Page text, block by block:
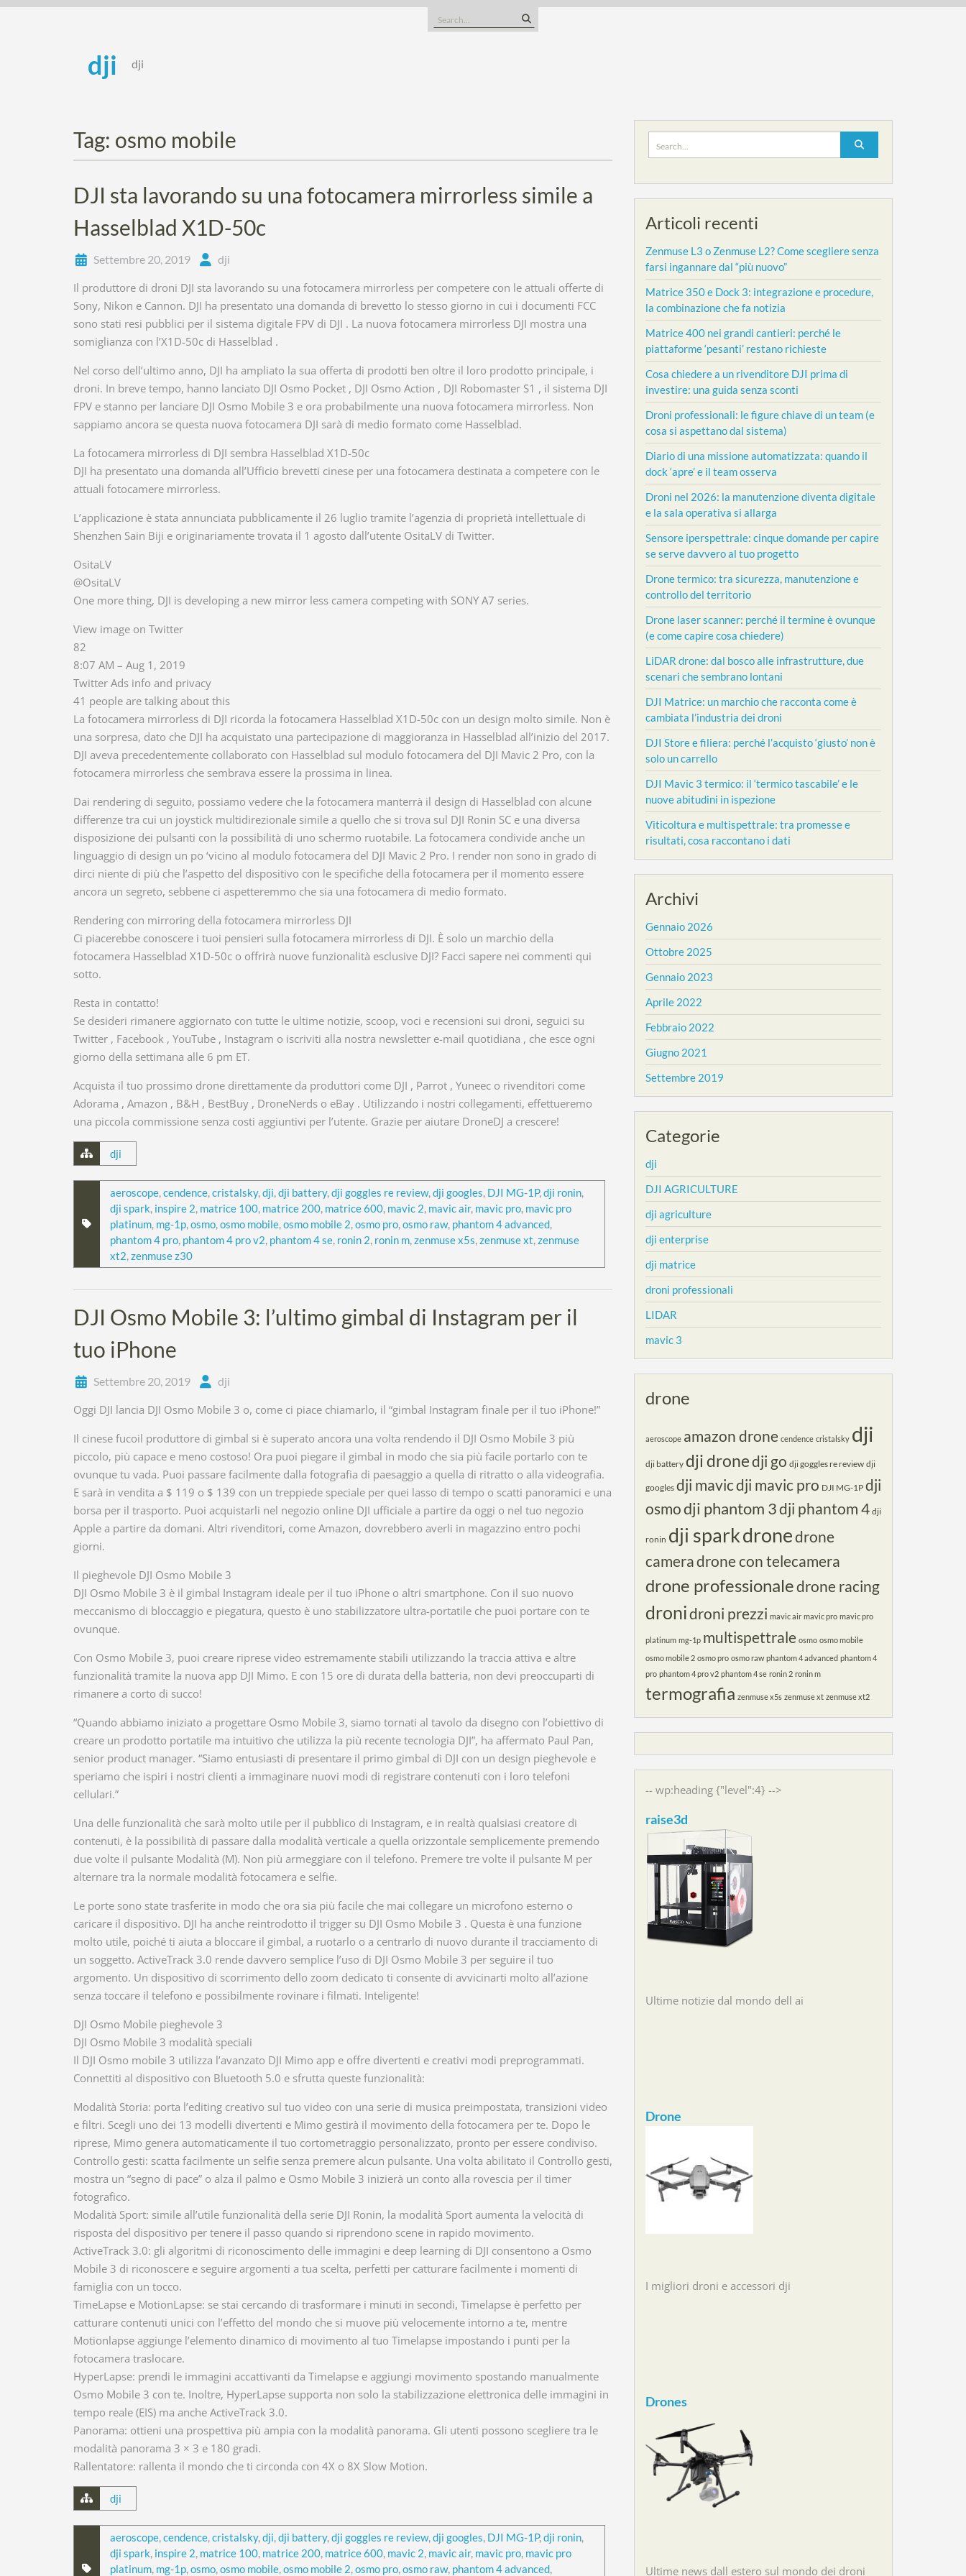
Skip
Search
for:
dji dji
Tag: osmo mobile
DJI sta lavorando su una fotocamera mirrorless simile a
Hasselblad X1D-50c
Settembre 20, 2019 dji
Il produttore di droni DJI sta lavorando su una fotocamera mirrorless per competere con le attuali offerte di
Sony, Nikon e Cannon. DJI ha presentato una domanda di brevetto lo stesso giorno in cui i documenti FCC
sono stati resi pubblici per il sistema digitale FPV di DJI . La nuova fotocamera mirrorless DJI mostra una
somiglianza con l’X1D-50c di Hasselblad .
Nel corso dell’ultimo anno, DJI ha ampliato la sua offerta di prodotti ben oltre il loro prodotto principale, i
droni. In breve tempo, hanno lanciato DJI Osmo Pocket , DJI Osmo Action , DJI Robomaster S1 , il sistema DJI
FPV e stanno per lanciare DJI Osmo Mobile 3 e ora probabilmente una nuova fotocamera mirrorless. Non
sappiamo ancora se questa nuova fotocamera DJI sarà di medio formato come Hasselblad.
La fotocamera mirrorless di DJI sembra Hasselblad X1D-50c
DJI ha presentato una domanda all’Ufficio brevetti cinese per una fotocamera destinata a competere con le
attuali fotocamere mirrorless.
L’applicazione è stata annunciata pubblicamente il 26 luglio tramite l’agenzia di proprietà intellettuale di
Shenzhen Sain Biji e originariamente trovata il 1 agosto dall’utente OsitaLV di Twitter.
OsitaLV
@OsitaLV
One more thing, DJI is developing a new mirror less camera competing with SONY A7 series.
View image on Twitter
82
8:07 AM – Aug 1, 2019
Twitter Ads info and privacy
41 people are talking about this
La fotocamera mirrorless di DJI ricorda la fotocamera Hasselblad X1D-50c con un design molto simile. Non è
una sorpresa, dato che DJI ha acquistato una partecipazione di maggioranza in Hasselblad all’inizio del 2017.
DJI aveva precedentemente collaborato con Hasselblad sul modulo fotocamera del DJI Mavic 2 Pro, con la
fotocamera mirrorless che sembrava essere la prossima in linea.
Dai rendering di seguito, possiamo vedere che la fotocamera manterrà il design di Hasselblad con alcune
differenze tra cui un joystick multidirezionale simile a quello che si trova sul DJI Ronin SC e una diversa
disposizione dei pulsanti con la possibilità di uno schermo ruotabile. La fotocamera condivide anche un
linguaggio di design un po ‘vicino al modulo fotocamera del DJI Mavic 2 Pro. I render non sono in grado di
dirci niente di più che l’aspetto del dispositivo con le specifiche della fotocamera per il momento essere
ancora un segreto, sebbene ci aspetteremmo che sia una fotocamera di medio formato.
Rendering con mirroring della fotocamera mirrorless DJI
Ci piacerebbe conoscere i tuoi pensieri sulla fotocamera mirrorless di DJI. È solo un marchio della
fotocamera Hasselblad X1D-50c o offrirà nuove funzionalità esclusive DJI? Facci sapere nei commenti qui
sotto.
Resta in contatto!
Se desideri rimanere aggiornato con tutte le ultime notizie, scoop, voci e recensioni sui droni, seguici su
Twitter , Facebook , YouTube , Instagram o iscriviti alla nostra newsletter e-mail quotidiana , che esce ogni
giorno della settimana alle 6 pm ET.
Acquista il tuo prossimo drone direttamente da produttori come DJI , Parrot , Yuneec o rivenditori come
Adorama , Amazon , B&H , BestBuy , DroneNerds o eBay . Utilizzando i nostri collegamenti, effettueremo
una piccola commissione senza costi aggiuntivi per l’utente. Grazie per aiutare DroneDJ a crescere!
dji
aeroscope,cendence,cristalsky,dji,dji battery,dji goggles re review,dji googles, DJI MG-1P,dji ronin,
dji spark, inspire 2, matrice 100, matrice 200, matrice 600, mavic 2, mavic air, mavic pro, mavic pro
platinum, mg-1p,osmo,osmo mobile,osmo mobile 2,osmo pro,osmo raw, phantom 4 advanced,
phantom 4 pro, phantom 4 pro v2, phantom 4 se, ronin 2, ronin m,zenmuse x5s,zenmuse xt,zenmuse
xt2,zenmuse z30
DJI Osmo Mobile 3: l’ultimo gimbal di Instagram per il
tuo iPhone
Settembre 20, 2019 dji
Oggi DJI lancia DJI Osmo Mobile 3 o, come ci piace chiamarlo, il “gimbal Instagram finale per il tuo iPhone!”
Il cinese fucoil produttore di gimbal si è superato ancora una volta rendendo il DJI Osmo Mobile 3 più
piccolo, più capace e meno costoso! Ora puoi piegare il gimbal in modo che sia più facile portarlo con te
ovunque tu vada. Puoi passare facilmente dalla fotografia di paesaggio a quella di ritratto o alla videografia.
E sarà in vendita a $ 119 o $ 139 con un treppiede speciale per quei lasso di tempo o scatti panoramici e una
borsa per il trasporto. Puoi acquistarli nel negozio online DJI ufficiale a partire da oggi o nel tuo negozio
Apple a partire da domani. Altri rivenditori, come Amazon, dovrebbero averli in magazzino entro pochi
giorni.
Il pieghevole DJI Osmo Mobile 3
DJI Osmo Mobile 3 è il gimbal Instagram ideale per il tuo iPhone o altri smartphone. Con il suo nuovo
meccanismo di bloccaggio e piegatura, questo è uno stabilizzatore ultra-portatile che puoi portare con te
ovunque.
Con Osmo Mobile 3, puoi creare riprese video estremamente stabili utilizzando la traccia attiva e altre
funzionalità tramite la nuova app DJI Mimo. E con 15 ore di durata della batteria, non devi preoccuparti di
rimanere a corto di succo!
“Quando abbiamo iniziato a progettare Osmo Mobile 3, siamo tornati al tavolo da disegno con l’obiettivo di
creare un prodotto portatile ma intuitivo che utilizza la più recente tecnologia DJI”, ha affermato Paul Pan,
senior product manager. “Siamo entusiasti di presentare il primo gimbal di DJI con un design pieghevole e
speriamo che ispiri i nostri clienti a immaginare nuovi modi di registrare contenuti con i loro telefoni
cellulari.”
Una delle funzionalità che sarà molto utile per il pubblico di Instagram, e in realtà qualsiasi creatore di
contenuti, è la possibilità di passare dalla modalità verticale a quella orizzontale semplicemente premendo
due volte il pulsante Modalità (M). Non più armeggiare con il telefono. Premere tre volte il pulsante M per
alternare tra la normale modalità fotocamera e selfie.
Le porte sono state trasferite in modo che ora sia più facile che mai collegare un microfono esterno o
caricare il dispositivo. DJI ha anche reintrodotto il trigger su DJI Osmo Mobile 3 . Questa è una funzione
molto utile, poiché ti aiuta a bloccare il gimbal, a ruotarlo o a centrarlo di nuovo durante il tracciamento di
un soggetto. ActiveTrack 3.0 rende davvero semplice l’uso di DJI Osmo Mobile 3 per seguire il tuo
argomento. Un dispositivo di scorrimento dello zoom dedicato ti consente di avvicinarti molto all’azione
senza toccare il telefono e possibilmente rovinare i filmati. Inteligente!
DJI Osmo Mobile pieghevole 3
DJI Osmo Mobile 3 modalità speciali
Il DJI Osmo mobile 3 utilizza l’avanzato DJI Mimo app e offre divertenti e creativi modi preprogrammati.
Connettiti al dispositivo con Bluetooth 5.0 e sfrutta queste funzionalità:
Modalità Storia: porta l’editing creativo sul tuo video con una serie di musica preimpostata, transizioni video
e filtri. Scegli uno dei 13 modelli divertenti e Mimo gestirà il movimento della fotocamera per te. Dopo le
riprese, Mimo genera automaticamente il tuo cortometraggio personalizzato, pronto per essere condiviso.
Controllo gesti: scatta facilmente un selfie senza premere alcun pulsante. Una volta abilitato il Controllo gesti,
mostra un “segno di pace” o alza il palmo e Osmo Mobile 3 inizierà un conto alla rovescia per il timer
fotografico.
Modalità Sport: simile all’utile funzionalità della serie DJI Ronin, la modalità Sport aumenta la velocità di
risposta del dispositivo per tenere il passo quando si riprendono scene in rapido movimento.
ActiveTrack 3.0: gli algoritmi di riconoscimento delle immagini e deep learning di DJI consentono a Osmo
Mobile 3 di riconoscere e seguire argomenti a tua scelta, perfetti per catturare facilmente i momenti di
famiglia con un tocco.
TimeLapse e MotionLapse: se stai cercando di trasformare i minuti in secondi, Timelapse è perfetto per
catturare contenuti unici con l’effetto del mondo che si muove più velocemente intorno a te, mentre
Motionlapse aggiunge l’elemento dinamico di movimento al tuo Timelapse impostando i punti per la
fotocamera traslocare.
HyperLapse: prendi le immagini accattivanti da Timelapse e aggiungi movimento spostando manualmente
Osmo Mobile 3 con te. Inoltre, HyperLapse supporta non solo la stabilizzazione elettronica delle immagini in
tempo reale (EIS) ma anche ActiveTrack 3.0.
Panorama: ottieni una prospettiva più ampia con la modalità panorama. Gli utenti possono scegliere tra le
modalità panorama 3 × 3 e 180 gradi.
Rallentatore: rallenta il mondo che ti circonda con 4X o 8X Slow Motion.
dji
aeroscope,cendence,cristalsky,dji,dji battery,dji goggles re review,dji googles, DJI MG-1P,dji ronin,
dji spark, inspire 2, matrice 100, matrice 200, matrice 600, mavic 2, mavic air, mavic pro, mavic pro
platinum, mg-1p,osmo,osmo mobile,osmo mobile 2,osmo pro,osmo raw, phantom 4 advanced,
for:
Articoli recenti
Zenmuse L3 o Zenmuse L2? Come scegliere senza
farsi ingannare dal “più nuovo”
Matrice 350 e Dock 3: integrazione e procedure,
la combinazione che fa notizia
Matrice 400 nei grandi cantieri: perché le
piattaforme ‘pesanti’ restano richieste
Cosa chiedere a un rivenditore DJI prima di
investire: una guida senza sconti
Droni professionali: le figure chiave di un team (e
cosa si aspettano dal sistema)
Diario di una missione automatizzata: quando il
dock ‘apre’ e il team osserva
Droni nel 2026: la manutenzione diventa digitale
e la sala operativa si allarga
Sensore iperspettrale: cinque domande per capire
se serve davvero al tuo progetto
Drone termico: tra sicurezza, manutenzione e
controllo del territorio
Drone laser scanner: perché il termine è ovunque
(e come capire cosa chiedere)
LiDAR drone: dal bosco alle infrastrutture, due
scenari che sembrano lontani
DJI Matrice: un marchio che racconta come è
cambiata l’industria dei droni
DJI Store e filiera: perché l’acquisto ‘giusto’ non è
solo un carrello
DJI Mavic 3 termico: il ‘termico tascabile’ e le
nuove abitudini in ispezione
Viticoltura e multispettrale: tra promesse e
risultati, cosa raccontano i dati
Archivi
Gennaio 2026
Ottobre 2025
Gennaio 2023
Aprile 2022
Febbraio 2022
Giugno 2021
Settembre 2019
Categorie
dji
DJI AGRICULTURE
dji agriculture
dji enterprise
dji matrice
droni professionali
LIDAR
mavic 3
drone
aeroscope amazon drone cendence cristalsky dji
dji battery dji dronedji go dji goggles re review dji
googles dji mavicdji mavic pro DJI MG-1P dji
osmodji phantom 3dji phantom 4 dji
ronin dji sparkdronedrone
cameradrone con telecamera
drone professionaledrone racing
dronidroni prezzi mavic air mavic pro mavic pro
platinum mg-1p multispettrale osmo osmo mobile
osmo mobile 2 osmo pro osmo raw phantom 4 advanced phantom 4
pro phantom 4 pro v2 phantom 4 se ronin 2 ronin m
termografia zenmuse x5s zenmuse xt zenmuse xt2
-- wp:heading {"level":4} -->
raise3d
Ultime notizie dal mondo dell ai
Drone
I migliori droni e accessori dji
Drones
Ultime news dall estero sul mondo dei droni